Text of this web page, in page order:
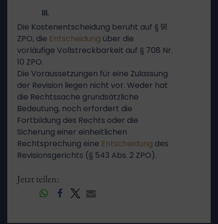
III.
Die Kostenentscheidung beruht auf § 91
ZPO, die Entscheidung über die
vorläufige Vollstreckbarkeit auf § 708 Nr.
10 ZPO.
Die Voraussetzungen für eine Zulassung
der Revision liegen nicht vor. Weder hat
die Rechtssache grundsätzliche
Bedeutung, noch erfordert die
Fortbildung des Rechts oder die
Sicherung einer einheitlichen
Rechtsprechung eine Entscheidung des
Revisionsgerichts (§ 543 Abs. 2 ZPO).
Jetzt teilen: